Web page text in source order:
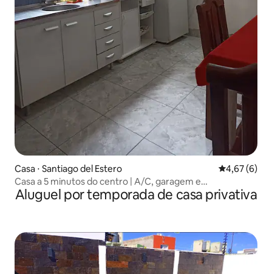
Casa ⋅ Santiago del Estero 4,67 de uma
4,67 (6)
Casa a 5 minutos do centro | A/C, garagem e
churrasqueira
Aluguel por temporada de casa privativa